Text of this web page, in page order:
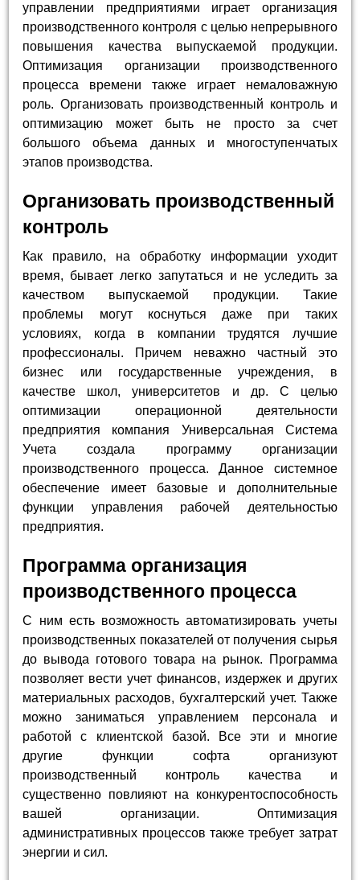
управлении предприятиями играет организация
производственного контроля с целью непрерывного
повышения качества выпускаемой продукции.
Оптимизация организации производственного
процесса времени также играет немаловажную
роль. Организовать производственный контроль и
оптимизацию может быть не просто за счет
большого объема данных и многоступенчатых
этапов производства.
Организовать производственный
контроль
Как правило, на обработку информации уходит
время, бывает легко запутаться и не уследить за
качеством выпускаемой продукции. Такие
проблемы могут коснуться даже при таких
условиях, когда в компании трудятся лучшие
профессионалы. Причем неважно частный это
бизнес или государственные учреждения, в
качестве школ, университетов и др. С целью
оптимизации операционной деятельности
предприятия компания Универсальная Система
Учета создала программу организации
производственного процесса. Данное системное
обеспечение имеет базовые и дополнительные
функции управления рабочей деятельностью
предприятия.
Программа организация
производственного процесса
С ним есть возможность автоматизировать учеты
производственных показателей от получения сырья
до вывода готового товара на рынок. Программа
позволяет вести учет финансов, издержек и других
материальных расходов, бухгалтерский учет. Также
можно заниматься управлением персонала и
работой с клиентской базой. Все эти и многие
другие функции софта организуют
производственный контроль качества и
существенно повлияют на конкурентоспособность
вашей организации. Оптимизация
административных процессов также требует затрат
энергии и сил.